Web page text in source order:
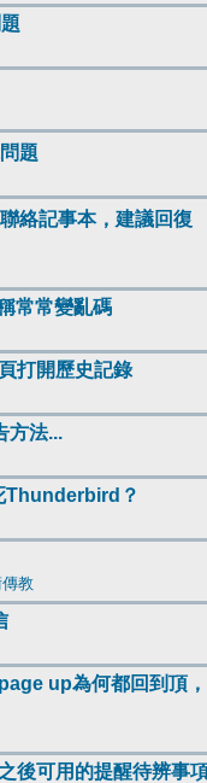
題
絡記事本，建議回復
常常變亂碼
打開歷史記錄
方法...
Thunderbird？
教
up為何都回到頂，
後可用的提醒待辨事